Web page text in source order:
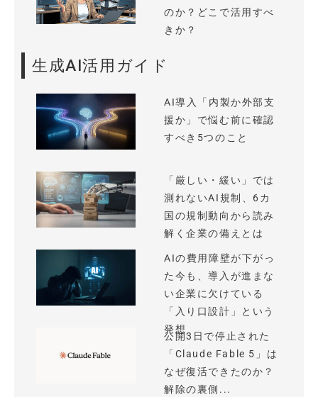
のか？どこで活用すべ
きか？
生成AI活用ガイド
AI導入「内製か外部支
援か」で悩む前に確認
すべき5つのこと
「厳しい・緩い」では
測れないAI規制、6カ
国の規制動向から読み
解く企業の備えとは
AIの費用障壁が下がっ
た今も、導入が進まな
い企業に欠けている
「入り口設計」という
発想
公開3日で停止された
「Claude Fable 5」は
なぜ復活できたのか？
解除の裏側...